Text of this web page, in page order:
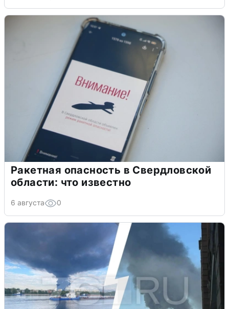
Ракетная опасность в Свердловской
области: что известно
6 августа 0